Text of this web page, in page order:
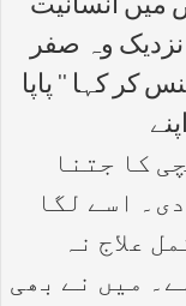
انسانیت
نزدیک وہ صفر
کر کہا '' پاپا
کا جتنا
اسے لگا
علاج نہ
میں نے بھی